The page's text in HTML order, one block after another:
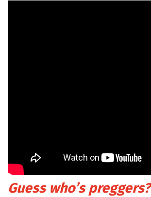
Guess who’s preggers?